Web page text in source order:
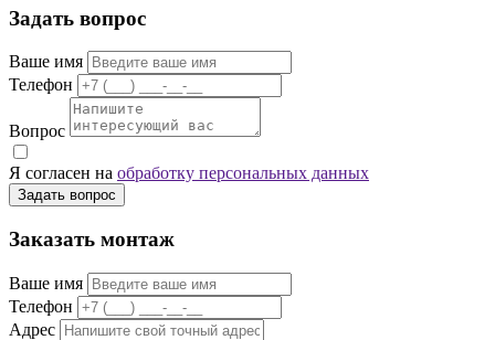
Задать вопрос
Ваше имя
Телефон
Вопрос
Я согласен на обработку персональных данных
Задать вопрос
Заказать монтаж
Ваше имя
Телефон
Адрес